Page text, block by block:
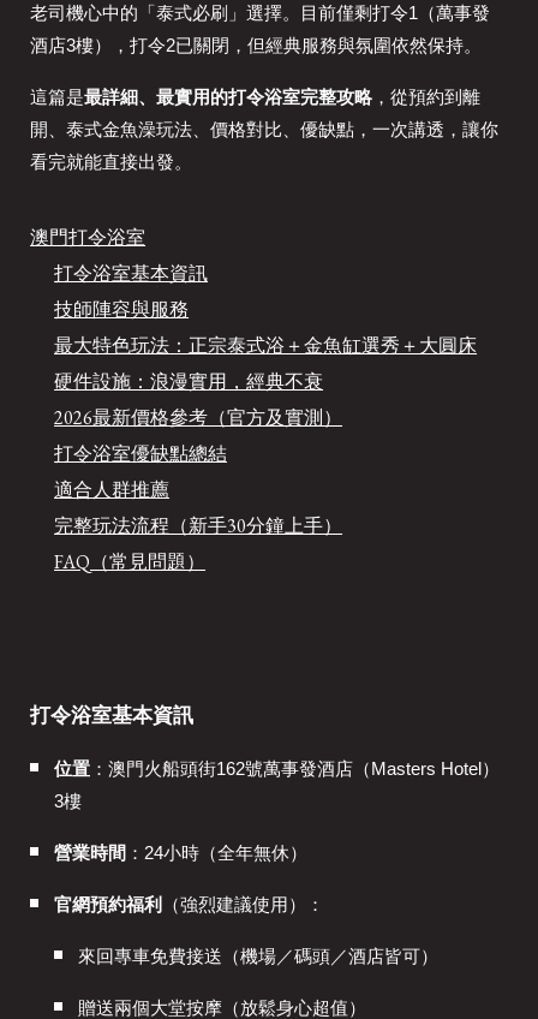
老司機心中的「泰式必刷」選擇。目前僅剩打令1（萬事發
酒店3樓），打令2已關閉，但經典服務與氛圍依然保持。
這篇是最詳細、最實用的打令浴室完整攻略 ，從預約到離
開、泰式金魚澡玩法、價格對比、優缺點，一次講透，讓你
看完就能直接出發。
澳門打令浴室
打令浴室基本資訊
技師陣容與服務
最大特色玩法：正宗泰式浴＋金魚缸選秀＋大圓床
硬件設施：浪漫實用，經典不衰
2026最新價格參考（官方及實測）
打令浴室優缺點總結
適合人群推薦
完整玩法流程（新手30分鐘上手）
FAQ（常見問題）
打令浴室基本資訊
位置 ：澳門火船頭街162號萬事發酒店（Masters Hotel）
3樓
營業時間 ：24小時（全年無休）
官網預約福利 （強烈建議使用）：
來回專車免費接送（機場／碼頭／酒店皆可）
贈送兩個大堂按摩（放鬆身心超值）